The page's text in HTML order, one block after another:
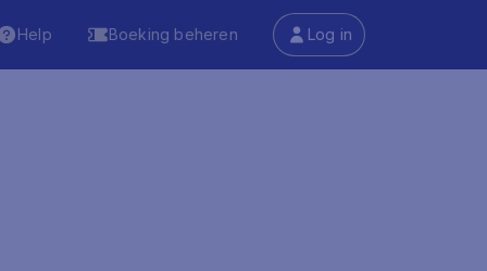
Help Boeking beheren Log in